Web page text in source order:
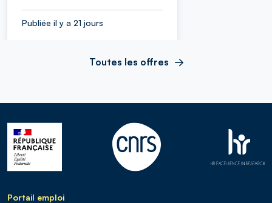
Publiée il y a 21 jours
Toutes les offres
Portail emploi